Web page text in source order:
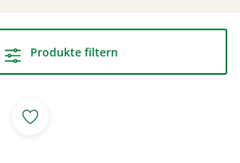
Produkte filtern